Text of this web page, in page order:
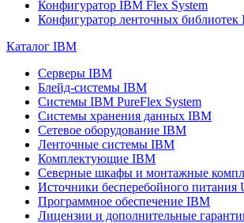
Конфигуратор IBM Flex System
Конфигуратор ленточных библиотек
Каталог IBM
Серверы IBM
Блейд-системы IBM
Системы IBM PureFlex System
Системы хранения данных IBM
Сетевое оборудование IBM
Ленточные системы IBM
Комплектующие IBM
Северные шкафы и монтажные
Источники бесперебойного
Программное обеспечение IBM
Лицензии и дополнительные